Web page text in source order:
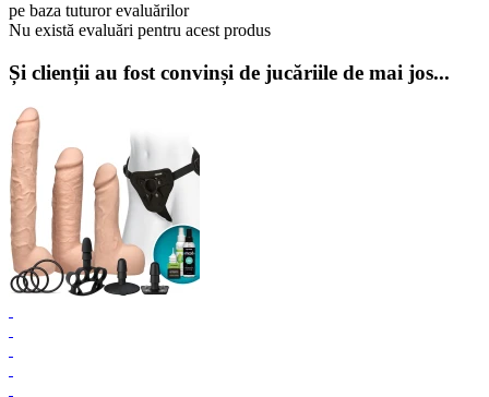
pe baza tuturor evaluărilor
Nu există evaluări pentru acest produs
Și clienții au fost convinși de jucăriile de mai jos...